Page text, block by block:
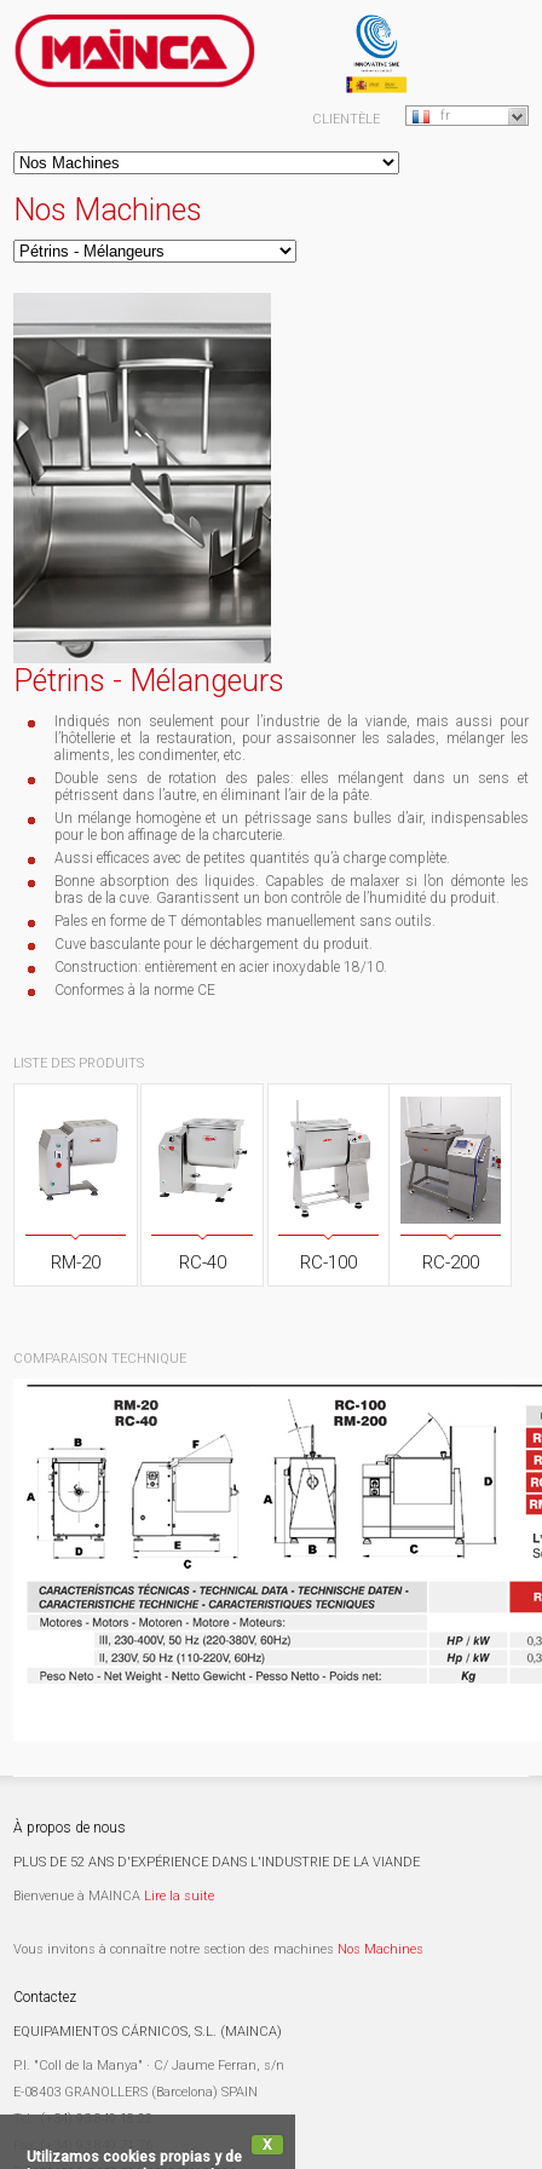
Utilizamos cookies propias y de
X
fr
CLIENTÈLE
Nos Machines
Pétrins - Mélangeurs
Indiqués non seulement pour l’industrie de la viande, mais aussi pour
l’hôtellerie et la restauration, pour assaisonner les salades, mélanger les
aliments, les condimenter, etc.
Double sens de rotation des pales: elles mélangent dans un sens et
pétrissent dans l’autre, en éliminant l’air de la pâte.
Un mélange homogène et un pétrissage sans bulles d’air, indispensables
pour le bon affinage de la charcuterie.
Aussi efficaces avec de petites quantités qu’à charge complète.
Bonne absorption des liquides. Capables de malaxer si l’on démonte les
bras de la cuve. Garantissent un bon contrôle de l’humidité du produit.
Pales en forme de T démontables manuellement sans outils.
Cuve basculante pour le déchargement du produit.
Construction: entièrement en acier inoxydable 18/10.
Conformes à la norme CE
LISTE DES PRODUITS
RM-20 RC-40 RC-100 RC-200
COMPARAISON TECHNIQUE
À propos de nous
PLUS DE 52 ANS D'EXPÉRIENCE DANS L'INDUSTRIE DE LA VIANDE
Bienvenue à MAINCA Lire la suite
Vous invitons à connaître notre section des machines Nos Machines
Contactez
EQUIPAMIENTOS CÁRNICOS, S.L. (MAINCA)
P.I. "Coll de la Manya" · C/ Jaume Ferran, s/n
E-08403 GRANOLLERS (Barcelona) SPAIN
Tel.:(+34) 93 849 18 22
(+34) 93 849 71 76